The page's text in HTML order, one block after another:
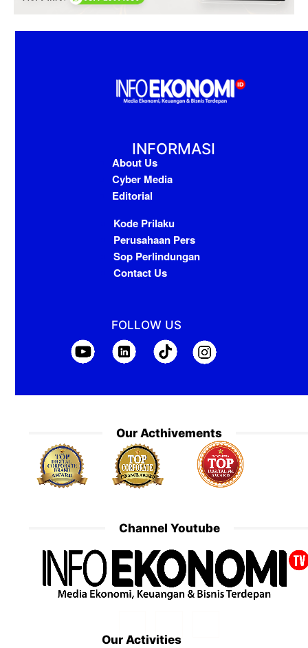
INFORMASI
About Us
Cyber Media
Editorial
Kode Prilaku
Perusahaan Pers
Sop Perlindungan
Contact Us
FOLLOW US
Our Acthivements
Channel Youtube
Our Activities